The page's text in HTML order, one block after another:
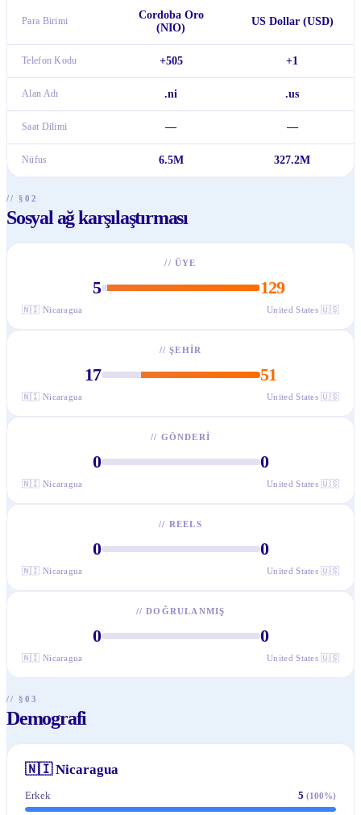
Para Birimi
Cordoba Oro
(NIO)
US Dollar (USD)
Telefon Kodu +505 +1
Alan Adı .ni .us
Saat Dilimi — —
Nüfus 6.5M 327.2M
// §02
Sosyal ağ karşılaştırması
// ÜYE
5 129
🇳🇮 Nicaragua United States 🇺🇸
//ŞEHIR
17 51
🇳🇮 Nicaragua United States 🇺🇸
// GÖNDERI
0 0
🇳🇮 Nicaragua United States 🇺🇸
// REELS
0 0
🇳🇮 Nicaragua United States 🇺🇸
//DOĞRULANMIŞ
0 0
🇳🇮 Nicaragua United States 🇺🇸
// §03
Demografi
🇳🇮 Nicaragua
Erkek 5 (100%)